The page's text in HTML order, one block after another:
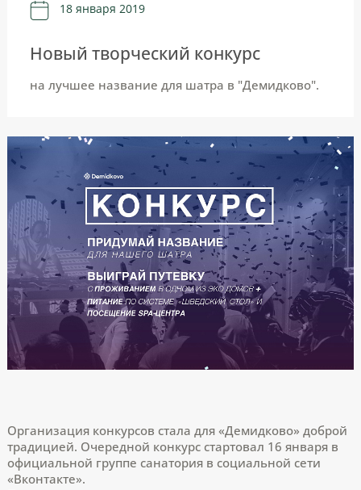
18 января 2019
Новый творческий конкурс
на лучшее название для шатра в "Демидково".
Организация конкурсов стала для «Демидково» доброй
традицией. Очередной конкурс стартовал 16 января в
официальной группе санатория в социальной сети
«Вконтакте».